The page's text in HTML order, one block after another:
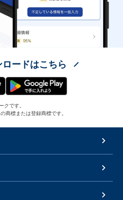
ードはこちら
です。
標または登録商標です。